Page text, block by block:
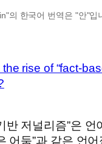
in"의 한국어 번역은 "안"입
the rise of “fact-
반 저널리즘”은 언
어둠”과 같은 언어